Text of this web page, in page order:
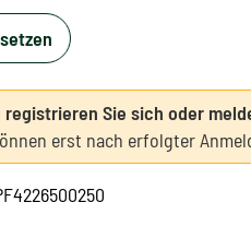
Sie sich oder
erst nach erfolgter